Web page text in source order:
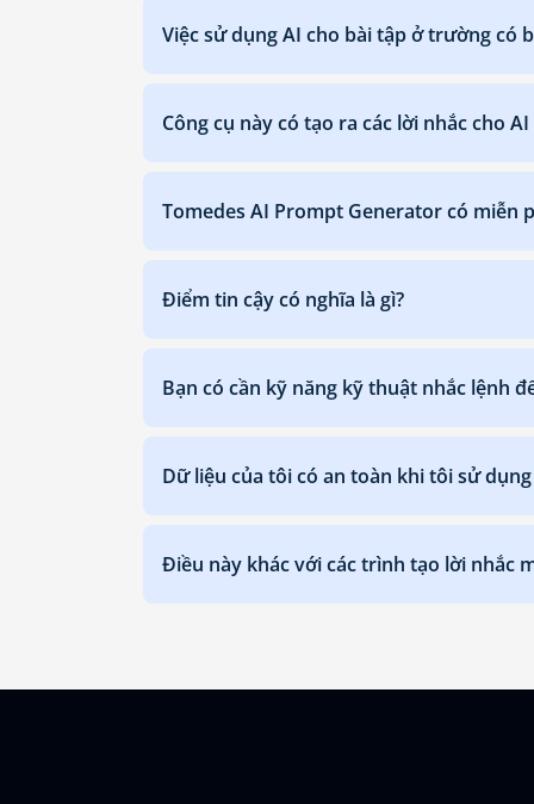
Việc sử dụng AI cho bài tập ở trường có
Công cụ này có tạo ra các lời nhắc cho
Tomedes AI Prompt Generator có miễn
Điểm tin cậy có nghĩa là gì?
Bạn có cần kỹ năng kỹ thuật nhắc lệnh
Dữ liệu của tôi có an toàn khi tôi sử
Điều này khác với các trình tạo lời nhắc